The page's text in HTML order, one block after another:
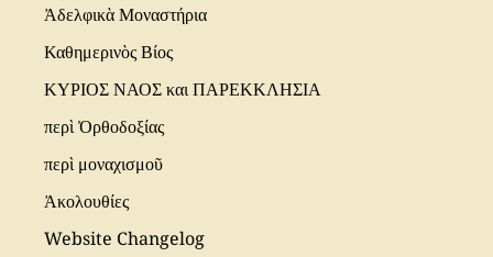
Ἀδελφικὰ Μοναστήρια
Καθημερινὸς Βίος
ΚΥΡΙΟΣ ΝΑΟΣ και ΠΑΡΕΚΚΛΗΣΙΑ
περὶ Ὀρθοδοξίας
περὶ μοναχισμοῦ
Ἀκολουθίες
Website Changelog